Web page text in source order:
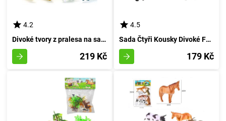
4.2
Divoké tvory z pralesa na safari
219 Kč
4.5
Sada Čtyři Kousky Divoké Fauny
179 Kč